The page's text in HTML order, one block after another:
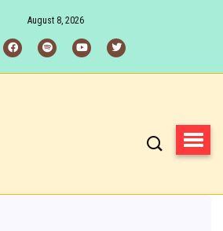
August 8, 2026